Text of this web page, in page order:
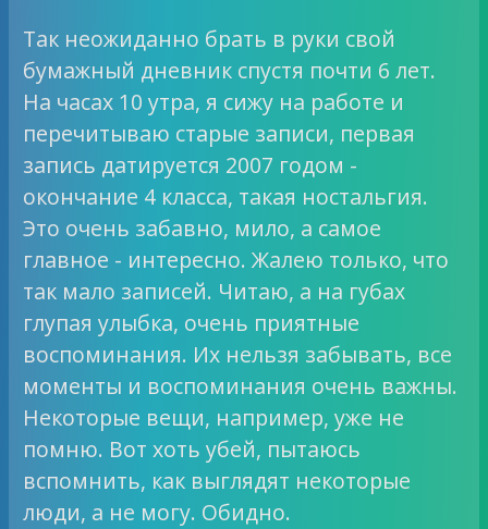
Так неожиданно брать в руки свой
бумажный дневник спустя почти 6 лет.
На часах 10 утра, я сижу на работе и
перечитываю старые записи, первая
запись датируется 2007 годом -
окончание 4 класса, такая ностальгия.
Это очень забавно, мило, а самое
главное - интересно. Жалею только, что
так мало записей. Читаю, а на губах
глупая улыбка, очень приятные
воспоминания. Их нельзя забывать, все
моменты и воспоминания очень важны.
Некоторые вещи, например, уже не
помню. Вот хоть убей, пытаюсь
вспомнить, как выглядят некоторые
люди, а не могу. Обидно.